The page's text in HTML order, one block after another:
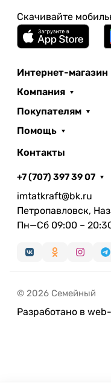
Скачивайте
Интернет-магазин
Компания
Покупателям
Помощь
Контакты
+7 (707) 397 39 07
imtatkraft@bk.ru
Петропавловск,
Пн—Сб 09:00 –
© 2026 Семейный
Разработано в